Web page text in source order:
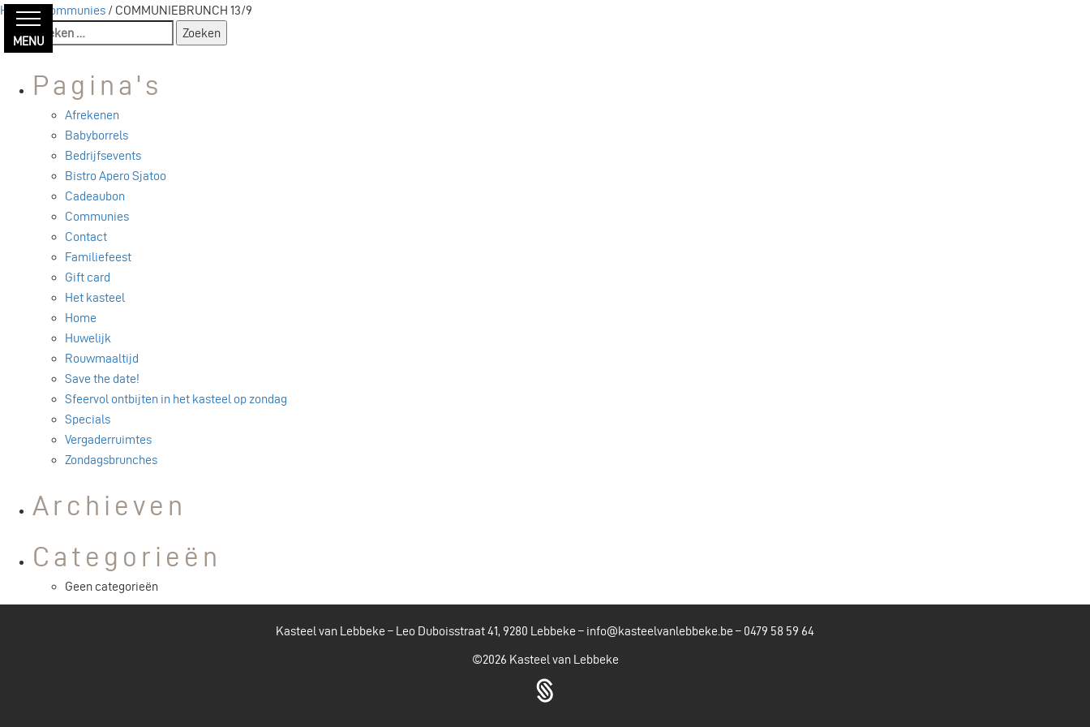
MENU
Home/ Communies / COMMUNIEBRUNCH 13/9
Zoeken
naar:
Pagina's
Afrekenen
Babyborrels
Bedrijfsevents
Bistro Apero Sjatoo
Cadeaubon
Communies
Contact
Familiefeest
Gift card
Het kasteel
Home
Huwelijk
Rouwmaaltijd
Save the date!
Sfeervol ontbijten in het kasteel op zondag
Specials
Vergaderruimtes
Zondagsbrunches
Archieven
Categorieën
Geen categorieën
Kasteel van Lebbeke – Leo Duboisstraat 41, 9280 Lebbeke – info@kasteelvanlebbeke.be – 0479 58 59 64
©2026 Kasteel van Lebbeke